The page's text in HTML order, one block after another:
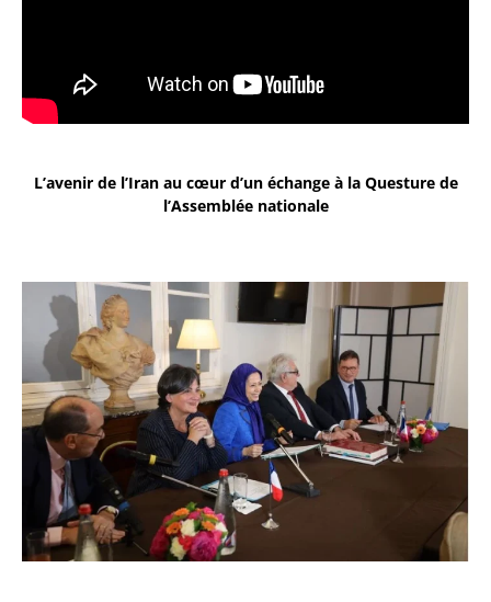
L’avenir de l’Iran au cœur d’un échange à la Questure de
l’Assemblée nationale